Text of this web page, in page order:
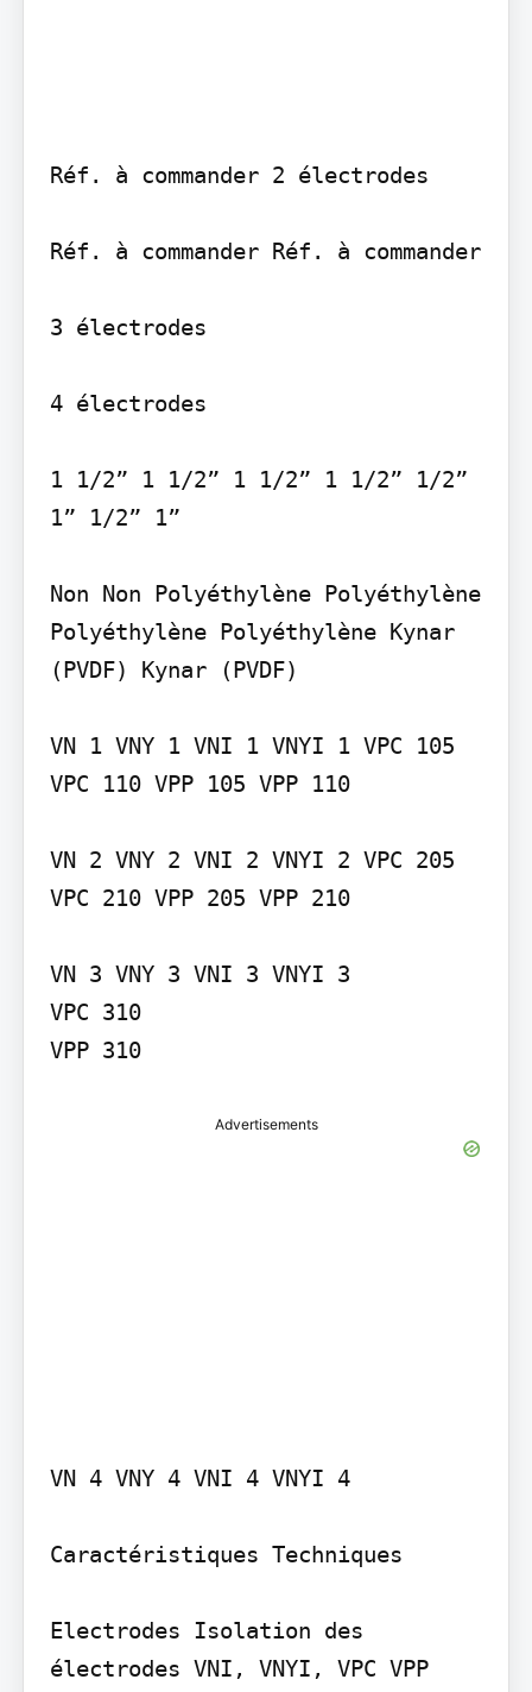
Réf. à commander 2 électrodes
Réf. à commander Réf. à commander
3 électrodes
4 électrodes
1 1/2” 1 1/2” 1 1/2” 1 1/2” 1/2”
1” 1/2” 1”
Non Non Polyéthylène Polyéthylène
Polyéthylène Polyéthylène Kynar
(PVDF) Kynar (PVDF)
VN 1 VNY 1 VNI 1 VNYI 1 VPC 105
VPC 110 VPP 105 VPP 110
VN 2 VNY 2 VNI 2 VNYI 2 VPC 205
VPC 210 VPP 205 VPP 210
VN 3 VNY 3 VNI 3 VNYI 3
VPC 310
VPP 310
Advertisements
VN 4 VNY 4 VNI 4 VNYI 4
Caractéristiques Techniques
Electrodes Isolation des
électrodes VNI, VNYI, VPC VPP